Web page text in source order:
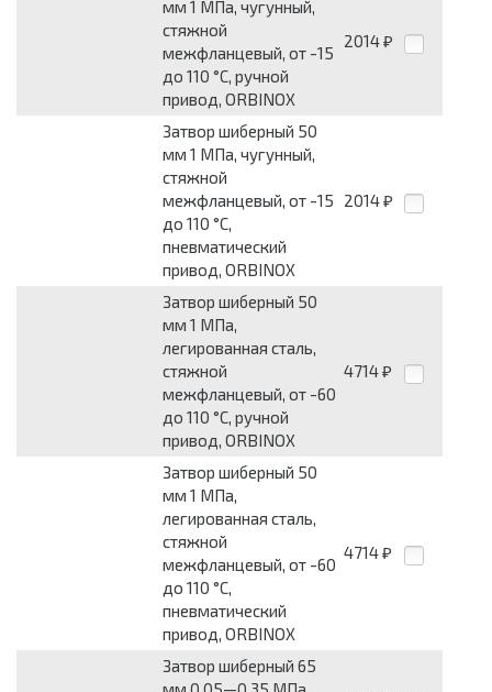
мм 1 МПа, чугунный,
стяжной
межфланцевый, от -15
до 110 °С, ручной
привод, ORBINOX
2014 ₽
Затвор шиберный 50
мм 1 МПа, чугунный,
стяжной
межфланцевый, от -15
до 110 °С,
пневматический
привод, ORBINOX
2014 ₽
Затвор шиберный 50
мм 1 МПа,
легированная сталь,
стяжной
межфланцевый, от -60
до 110 °С, ручной
привод, ORBINOX
4714 ₽
Затвор шиберный 50
мм 1 МПа,
легированная сталь,
стяжной
межфланцевый, от -60
до 110 °С,
пневматический
привод, ORBINOX
4714 ₽
Затвор шиберный 65